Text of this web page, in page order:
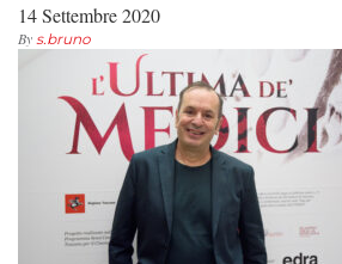
14 Settembre 2020
By s.bruno